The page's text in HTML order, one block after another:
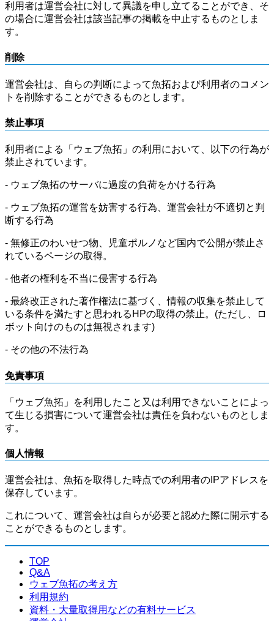
利用者は運営会社に対して異議を申し立てることができ、そ
の場合に運営会社は該当記事の掲載を中止するものとしま
す。
削除
運営会社は、自らの判断によって魚拓および利用者のコメン
トを削除することができるものとします。
禁止事項
利用者による「ウェブ魚拓」の利用において、以下の行為が
禁止されています。
- ウェブ魚拓のサーバに過度の負荷をかける行為
- ウェブ魚拓の運営を妨害する行為、運営会社が不適切と判
断する行為
- 無修正のわいせつ物、児童ポルノなど国内で公開が禁止さ
れているページの取得。
- 他者の権利を不当に侵害する行為
- 最終改正された著作権法に基づく、情報の収集を禁止して
いる条件を満たすと思われるHPの取得の禁止。(ただし、ロ
ボット向けのものは無視されます)
- その他の不法行為
免責事項
「ウェブ魚拓」を利用したこと又は利用できないことによっ
て生じる損害について運営会社は責任を負わないものとしま
す。
個人情報
運営会社は、魚拓を取得した時点での利用者のIPアドレスを
保存しています。
これについて、運営会社は自らが必要と認めた際に開示する
ことができるものとします。
TOP
Q&A
ウェブ魚拓の考え方
利用規約
資料・大量取得用などの有料サービス